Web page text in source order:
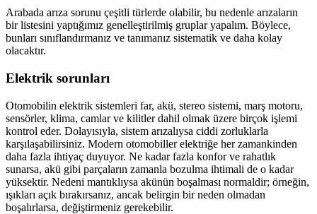
Arabada arıza sorunu çeşitli türlerde olabilir, bu nedenle arızaların
bir listesini yaptığımız genelleştirilmiş gruplar yapalım. Böylece,
bunları sınıflandırmanız ve tanımanız sistematik ve daha kolay
olacaktır.
Elektrik sorunları
Otomobilin elektrik sistemleri far, akü, stereo sistemi, marş motoru,
sensörler, klima, camlar ve kilitler dahil olmak üzere birçok işlemi
kontrol eder. Dolayısıyla, sistem arızalıysa ciddi zorluklarla
karşılaşabilirsiniz. Modern otomobiller elektriğe her zamankinden
daha fazla ihtiyaç duyuyor. Ne kadar fazla konfor ve rahatlık
sunarsa, akü gibi parçaların zamanla bozulma ihtimali de o kadar
yüksektir. Nedeni mantıklıysa akünün boşalması normaldir; örneğin,
ışıkları açık bırakırsanız, ancak belirgin bir neden olmadan
boşalırlarsa, değiştirmeniz gerekebilir.